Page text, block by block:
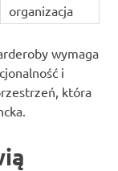
organizacja
wymaga
i
która